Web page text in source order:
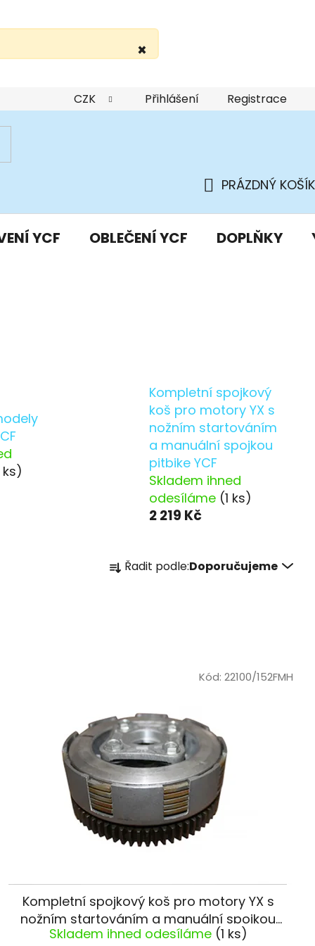
×
Podmínky ochrany osobních údajů
CZK Přihlášení Registrace
KOŠÍK
PRÁZDNÝ KOŠÍK
YCF OBLEČENÍ YCF DOPLŇKY
ks)
Kompletní spojkový
koš pro motory YX s
nožním startováním
a manuální spojkou
pitbike YCF
Skladem ihned
odesíláme (1 ks)
2 219 Kč
a
d
u
k
t
ů
Řadit podle:Doporučujeme
Kompletní spojkový koš pro motory YX s
nožním startováním a manuální spojkou
pitbike YCF
Skladem ihned odesíláme (1 ks)
Kód: 22100/152FMH